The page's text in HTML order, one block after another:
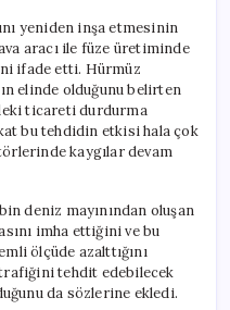
yeniden inşa etmesinin
aracı ile füze üretiminde
ifade etti. Hürmüz
elinde olduğunu belirten
ticareti durdurma
bu tehdidin etkisi hala çok
kaygılar devam
deniz mayınından oluşan
imha ettiğini ve bu
ölçüde azalttığını
tehdit edebilecek
da sözlerine ekledi.